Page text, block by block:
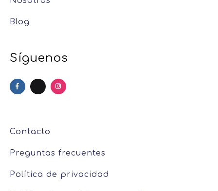
Blog
Síguenos
Contacto
Preguntas frecuentes
Política de privacidad